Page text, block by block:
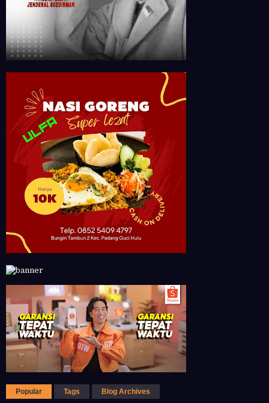
Popular Tags Blog Archives